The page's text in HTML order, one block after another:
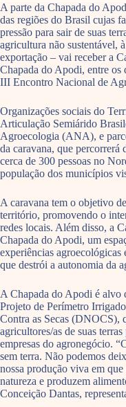
A parte da Chapada do
das regiões do Brasil cujas
pressão para sair de suas
agricultura não sustentável,
exportação – vai receber a
Chapada do Apodi, entre os
III Encontro Nacional de
Organizações sociais do
Articulação Semiárido
Agroecologia (ANA), e
da caravana, que
cerca de 300 pessoas no
população dos municípios
A caravana tem o objetivo
território, promovendo o
redes locais. Além disso, a
Chapada do Apodi, um
experiências agroecológicas
que destrói a autonomia da
A Chapada do Apodi é alvo
Projeto de Perímetro
Contra as Secas (DNOCS),
agricultores/as de suas
empresas do agronegócio.
sem terra. Não podemos
nossa produção viva em
natureza e produzem
Conceição Dantas,